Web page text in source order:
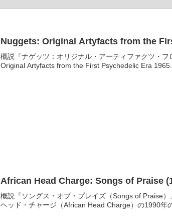
Nuggets: Original Artyfacts from the
概説​『ナゲッツ：オリジナル・アーティファクツ・
Original Artyfacts from the First Psychedelic Era
African Head Charge: Songs of Praise
概説『ソングス・オブ・プレイズ（Songs of Praise
ヘッド・チャージ（African Head Charge）の1990年